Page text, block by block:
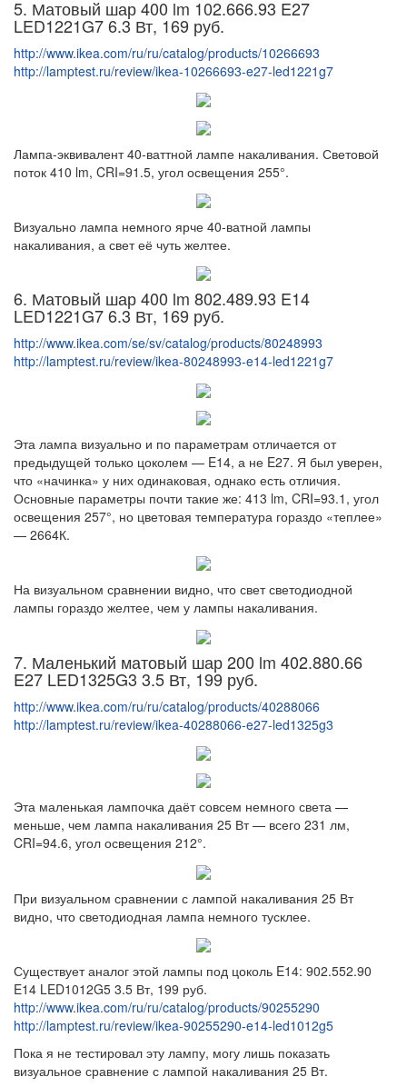
5. Матовый шар 400 lm 102.666.93 E27
LED1221G7 6.3 Вт, 169 руб.
http://www.ikea.com/ru/ru/catalog/products/10266693
http://lamptest.ru/review/ikea-10266693-e27-led1221g7
Лампа-эквивалент 40-ваттной лампе накаливания. Световой
поток 410 lm, CRI=91.5, угол освещения 255°.
Визуально лампа немного ярче 40-ватной лампы
накаливания, а свет её чуть желтее.
6. Матовый шар 400 lm 802.489.93 E14
LED1221G7 6.3 Вт, 169 руб.
http://www.ikea.com/se/sv/catalog/products/80248993
http://lamptest.ru/review/ikea-80248993-e14-led1221g7
Эта лампа визуально и по параметрам отличается от
предыдущей только цоколем — E14, а не E27. Я был уверен,
что «начинка» у них одинаковая, однако есть отличия.
Основные параметры почти такие же: 413 lm, CRI=93.1, угол
освещения 257°, но цветовая температура гораздо «теплее»
— 2664К.
На визуальном сравнении видно, что свет светодиодной
лампы гораздо желтее, чем у лампы накаливания.
7. Маленький матовый шар 200 lm 402.880.66
E27 LED1325G3 3.5 Вт, 199 руб.
http://www.ikea.com/ru/ru/catalog/products/40288066
http://lamptest.ru/review/ikea-40288066-e27-led1325g3
Эта маленькая лампочка даёт совсем немного света —
меньше, чем лампа накаливания 25 Вт — всего 231 лм,
CRI=94.6, угол освещения 212°.
При визуальном сравнении с лампой накаливания 25 Вт
видно, что светодиодная лампа немного тусклее.
Существует аналог этой лампы под цоколь E14: 902.552.90
E14 LED1012G5 3.5 Вт, 199 руб.
http://www.ikea.com/ru/ru/catalog/products/90255290
http://lamptest.ru/review/ikea-90255290-e14-led1012g5
Пока я не тестировал эту лампу, могу лишь показать
визуальное сравнение с лампой накаливания 25 Вт.